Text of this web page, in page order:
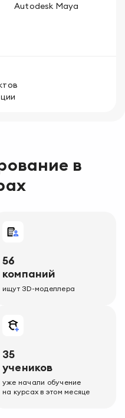
Autodesk Maya
в
56
компаний
ищут 3D-моделлера
35
учеников
уже начали обучение
на курсах в этом месяце